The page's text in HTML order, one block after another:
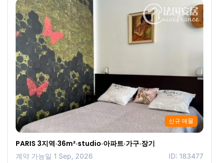
신규 매물
PARIS 3지역·36m²·studio·아파트·가구·장기
계약 가능일 1 Sep, 2026 ID: 183477